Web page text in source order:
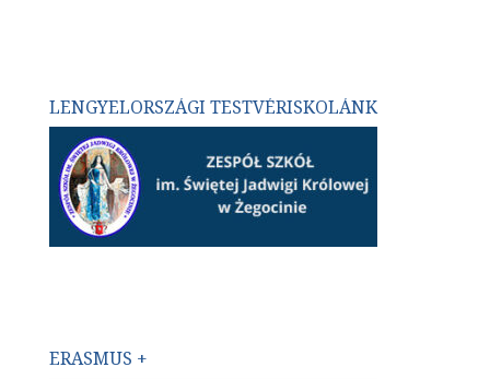
LENGYELORSZÁGI TESTVÉRISKOLÁNK
ERASMUS +